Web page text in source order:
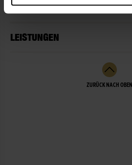
NICHT LIEFERBEREIT
LEISTUNGEN
ZURÜCK NACH OBEN